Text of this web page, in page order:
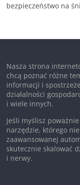
bezpieczeństwo na
Nasza strona
chcą poznać różne
informacji i
działalności
i wiele innych.
Jeśli myślisz
narzędzie, którego
zaawansowanej
skutecznie skalować
i nerwy.